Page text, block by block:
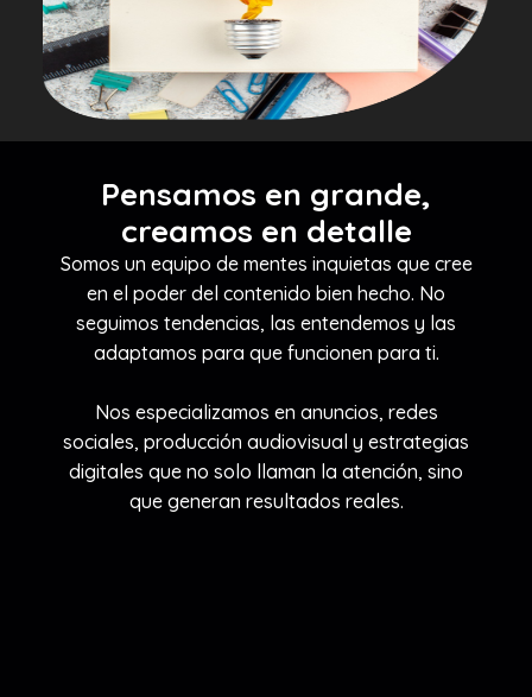
Pensamos en grande,
creamos en detalle
Somos un equipo de mentes inquietas que cree
en el poder del contenido bien hecho. No
seguimos tendencias, las entendemos y las
adaptamos para que funcionen para ti.
Nos especializamos en anuncios, redes
sociales, producción audiovisual y estrategias
digitales que no solo llaman la atención, sino
que generan resultados reales.